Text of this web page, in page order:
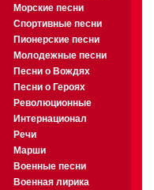
Морские песни
Спортивные песни
Пионерские песни
Молодежные песни
Песни о Вождях
Песни о Героях
Революционные
Интернационал
Речи
Марши
Военные песни
Военная лирика